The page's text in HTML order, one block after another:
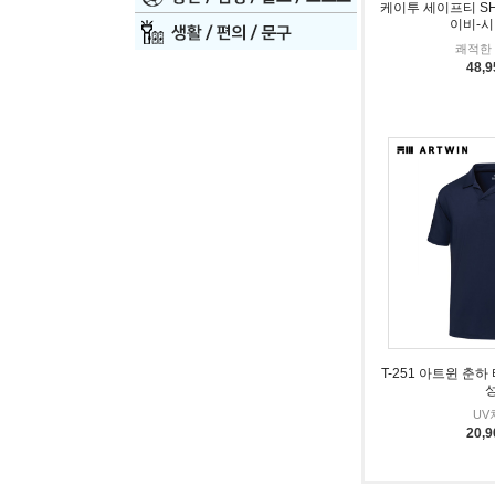
케이투 세이프티
이비-
쾌적한
T-251 아트윈 춘하
UV